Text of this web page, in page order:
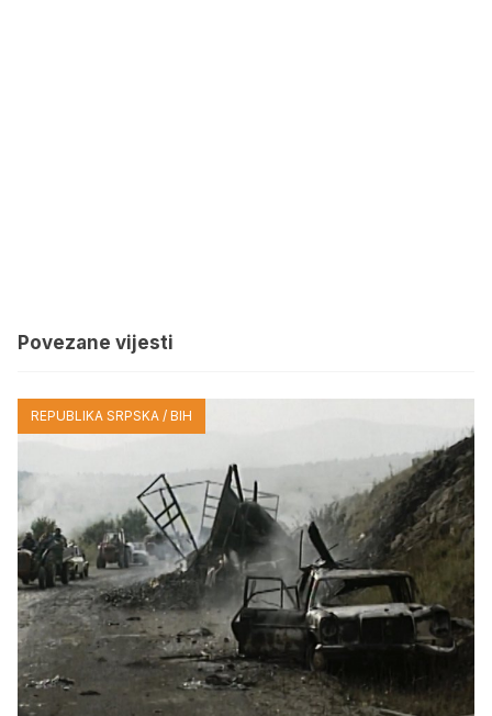
Povezane vijesti
REPUBLIKA SRPSKA / BIH